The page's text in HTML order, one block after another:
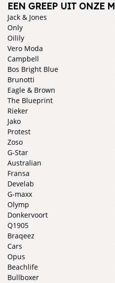
EEN GREEP UIT ONZE
Jack & Jones
Only
Oilily
Vero Moda
Campbell
Bos Bright Blue
Brunotti
Eagle & Brown
The Blueprint
Rieker
Jako
Protest
Zoso
G-Star
Australian
Fransa
Develab
G-maxx
Olymp
Donkervoort
Q1905
Braqeez
Cars
Opus
Beachlife
Bullboxer